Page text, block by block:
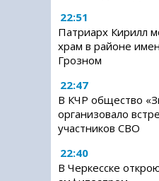
22:51
Патриарх Кирилл
храм в районе
Грозном
22:47
В КЧР общество
организовало
участников СВО
22:40
В Черкесске